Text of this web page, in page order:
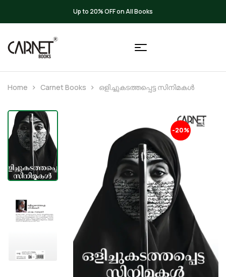
Up to 20% OFF on All Books
Home Carnet Books ഒളിച്ചുകടത്തപ്പെട്ട സിനിമകൾ
-20%